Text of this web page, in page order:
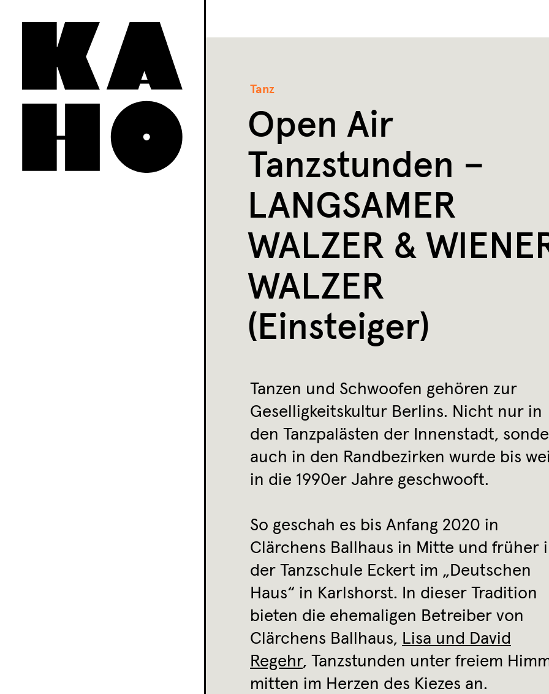
Tanz
Open Air
Tanzstunden –
LANGSAMER
WALZER &
WALZER
(Einsteiger)
Tanzen und Schwoofen gehören zur
Geselligkeitskultur Berlins. Nicht nur in
den Tanzpalästen der Innenstadt,
auch in den Randbezirken wurde bis
in die 1990er Jahre geschwooft.
So geschah es bis Anfang 2020 in
Clärchens Ballhaus in Mitte und früher
der Tanzschule Eckert im „Deutschen
Haus“ in Karlshorst. In dieser Tradition
bieten die ehemaligen Betreiber von
Clärchens Ballhaus, Lisa und David
Regehr, Tanzstunden unter freiem
mitten im Herzen des Kiezes an.